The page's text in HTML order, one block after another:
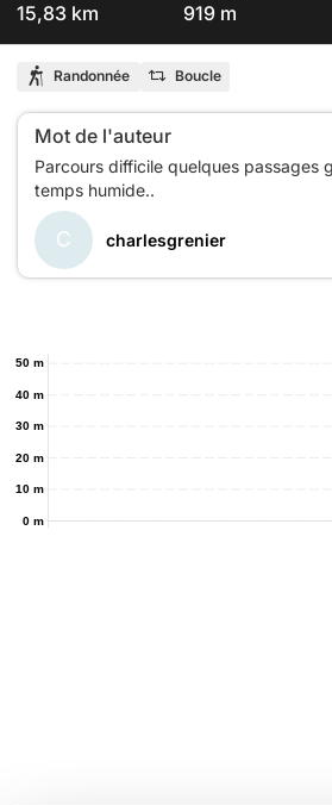
15,83 km 919 m
Randonnée Boucle
Mot de l'auteur
Parcours difficile quelques passages
C charlesgrenier
0 m
10 m
20 m
30 m
40 m
50 m